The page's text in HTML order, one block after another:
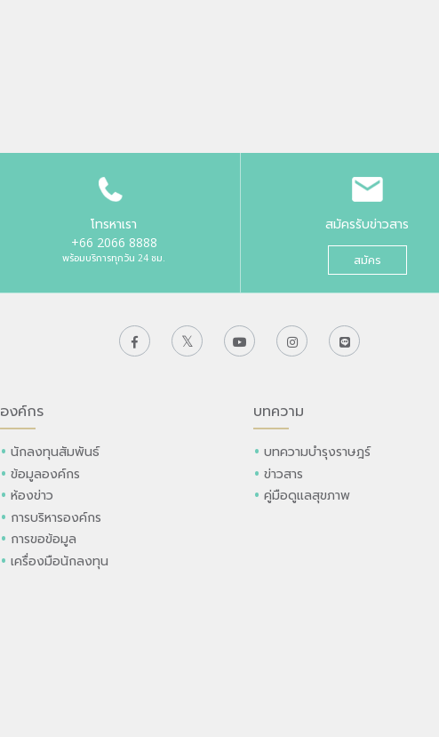
โทรหาเรา
+66 2066 8888
พร้อมบริการทุกวัน 24 ชม.
สมัครรับข่าวสาร
สมัคร
องค์กร
นักลงทุนสัมพันธ์
ข้อมูลองค์กร
ห้องข่าว
การบริหารองค์กร
การขอข้อมูล
เครื่องมือนักลงทุน
บทความ
บทความบำรุงราษฎร์
ข่าวสาร
คู่มือดูแลสุขภาพ